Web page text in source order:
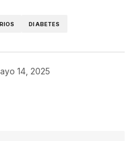
DIABETES
14, 2025